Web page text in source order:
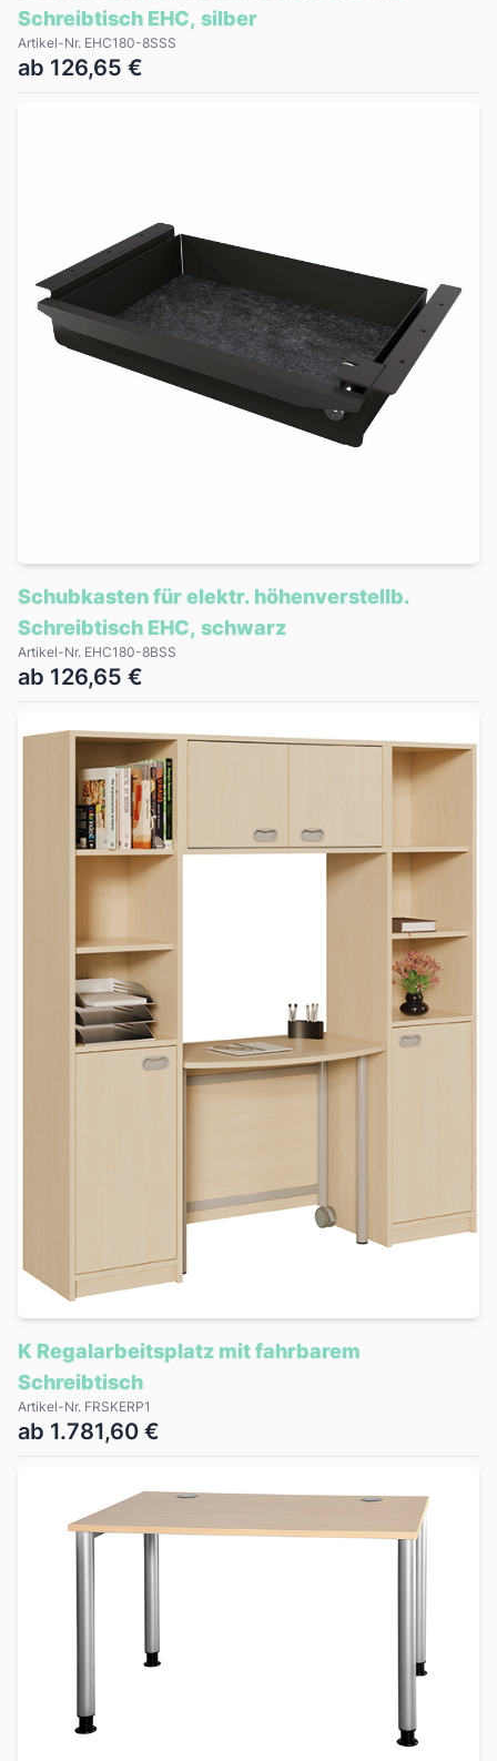
Schreibtisch EHC, silber
Artikel-Nr. EHC180-8SSS
ab 126,65 €
Schubkasten für elektr. höhenverstellb.
Schreibtisch EHC, schwarz
Artikel-Nr. EHC180-8BSS
ab 126,65 €
K Regalarbeitsplatz mit fahrbarem
Schreibtisch
Artikel-Nr. FRSKERP1
ab 1.781,60 €